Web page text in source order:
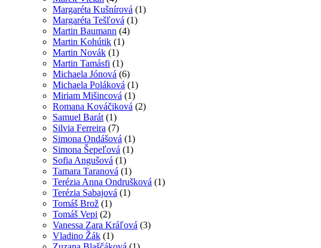
Margaréta Kušnírová (1)
Margaréta Tešľová (1)
Martin Baumann (4)
Martin Kohútik (1)
Martin Novák (1)
Martin Tamásfi (1)
Michaela Jónová (6)
Michaela Poláková (1)
Miriam Mišincová (1)
Romana Kováčiková (2)
Samuel Barát (1)
Silvia Ferreira (7)
Simona Ondášová (1)
Simona Šepeľová (1)
Sofia Angušová (1)
Tamara Taranová (1)
Terézia Anna Ondrušková (1)
Terézia Sabajová (1)
Tomáš Brož (1)
Tomáš Vepi (2)
Vanessa Zara Kráľová (3)
Vladino Žák (1)